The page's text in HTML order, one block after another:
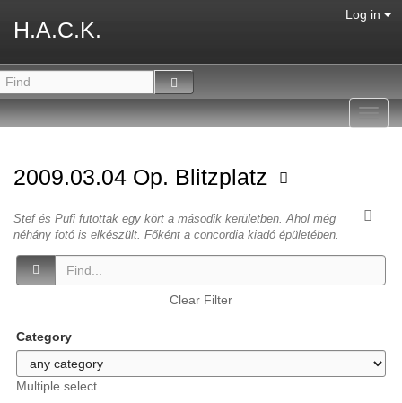
H.A.C.K.
Log in
2009.03.04 Op. Blitzplatz
Stef és Pufi futottak egy kört a második kerületben. Ahol még
néhány fotó is elkészült. Főként a concordia kiadó épületében.
Clear Filter
Category
Multiple select